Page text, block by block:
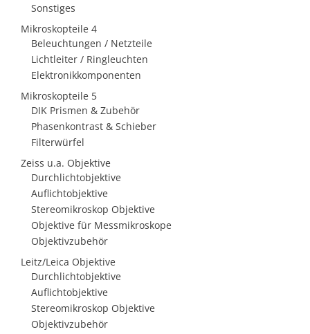
Sonstiges
Mikroskopteile 4
Beleuchtungen / Netzteile
Lichtleiter / Ringleuchten
Elektronikkomponenten
Mikroskopteile 5
DIK Prismen & Zubehör
Phasenkontrast & Schieber
Filterwürfel
Zeiss u.a. Objektive
Durchlichtobjektive
Auflichtobjektive
Stereomikroskop Objektive
Objektive für Messmikroskope
Objektivzubehör
Leitz/Leica Objektive
Durchlichtobjektive
Auflichtobjektive
Stereomikroskop Objektive
Objektivzubehör